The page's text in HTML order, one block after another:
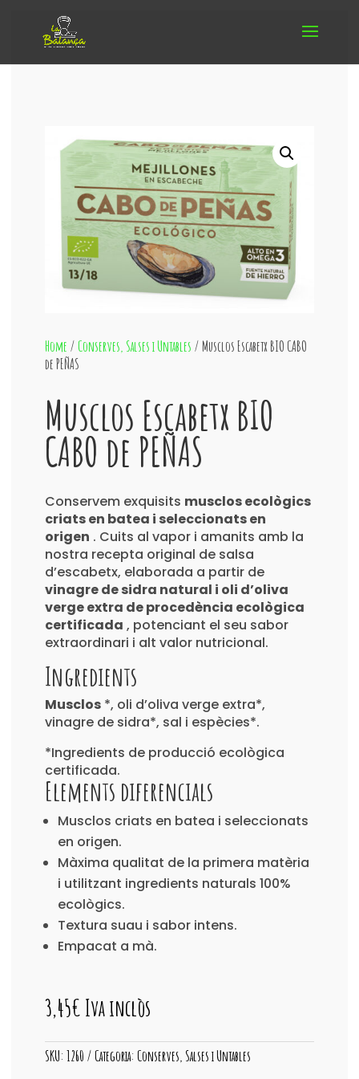
Home / Conserves, Salses i Untables / Musclos Escabetx BIO CABO
de PEÑAS
Musclos Escabetx BIO
CABO de PEÑAS
Conservem exquisits musclos ecològics
criats en batea i seleccionats en
origen . Cuits al vapor i amanits amb la
nostra recepta original de salsa
d’escabetx, elaborada a partir de
vinagre de sidra natural i oli d’oliva
verge extra de procedència ecològica
certificada , potenciant el seu sabor
extraordinari i alt valor nutricional.
Ingredients
Musclos *, oli d’oliva verge extra*,
vinagre de sidra*, sal i espècies*.
*Ingredients de producció ecològica
certificada.
Elements diferencials
Musclos criats en batea i seleccionats
en origen.
Màxima qualitat de la primera matèria
i utilitzant ingredients naturals 100%
ecològics.
Textura suau i sabor intens.
Empacat a mà.
3,45€ Iva inclòs
SKU:1260 Categoria:Conserves, Salses i Untables